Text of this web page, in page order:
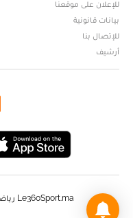
للإعلان على موقعنا
بيانات قانونية
للإتصال بنا
أرشيف
Le360Sport.ma رياضة • جميع الحقوق محفوضة - 2023